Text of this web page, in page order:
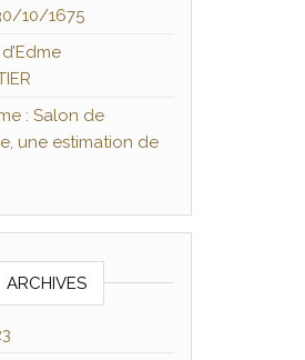
10/1675
: Salon de
une estimation de
ARCHIVES